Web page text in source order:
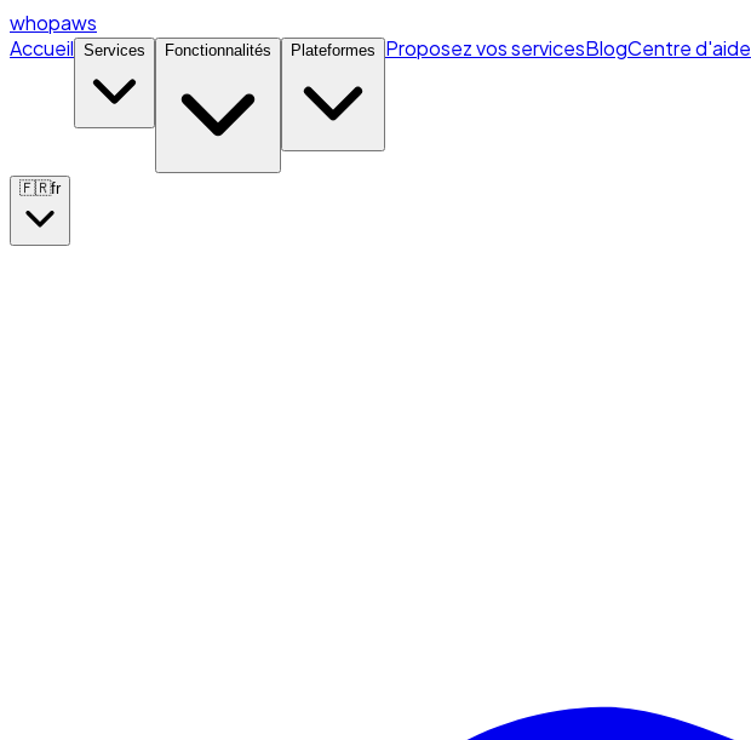
whopaws
Accueil Services Fonctionnalités Plateformes Proposez vos servicesBlogCentre d'aide
🇫🇷fr